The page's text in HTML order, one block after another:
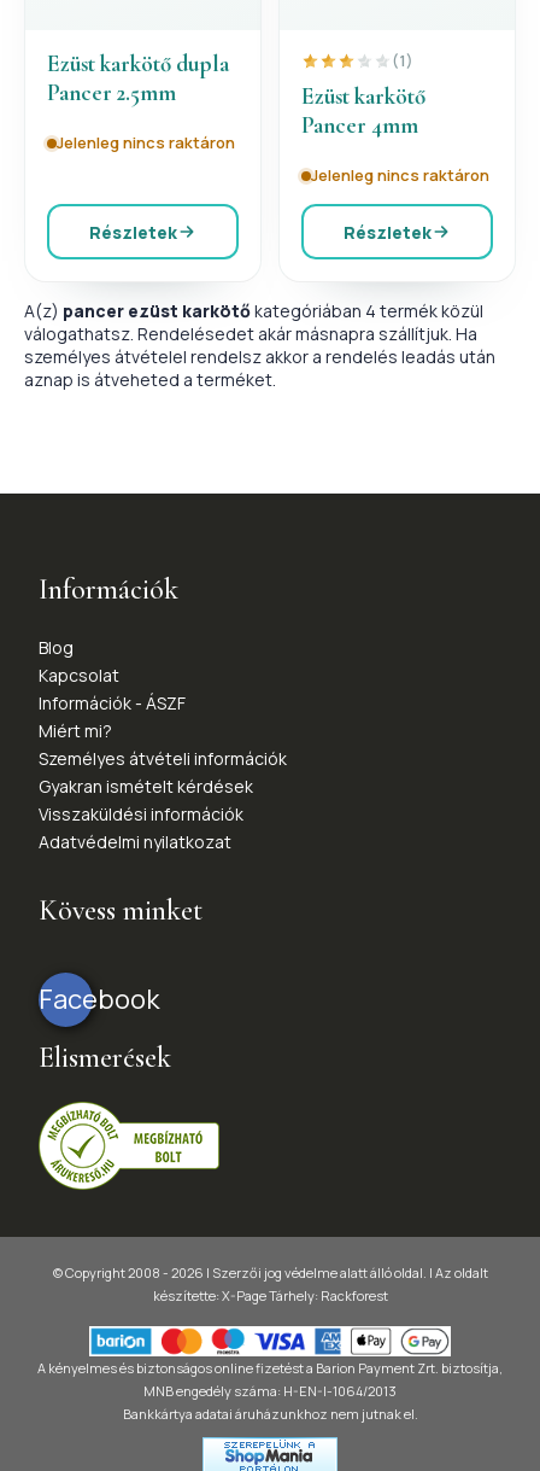
Ezüst karkötő dupla
Pancer 2.5mm
Jelenleg nincs raktáron
Részletek
(1)
Ezüst karkötő
Pancer 4mm
Jelenleg nincs raktáron
Részletek
A(z) pancer ezüst karkötőkategóriában 4 termék közül
válogathatsz. Rendelésedet akár másnapra szállítjuk. Ha
személyes átvételel rendelsz akkor a rendelés leadás után
aznap is átveheted a terméket.
Információk
Blog
Kapcsolat
Információk - ÁSZF
Miért mi?
Személyes átvételi információk
Gyakran ismételt kérdések
Visszaküldési információk
Adatvédelmi nyilatkozat
Kövess minket
Facebook
Elismerések
© Copyright 2008 - 2026 | Szerzői jog védelme alatt álló oldal. | Az oldalt
készítette: X-PageTárhely: Rackforest
A kényelmes és biztonságos online fizetést a Barion Payment Zrt. biztosítja,
MNB engedély száma: H-EN-I-1064/2013
Bankkártya adatai áruházunkhoz nem jutnak el.